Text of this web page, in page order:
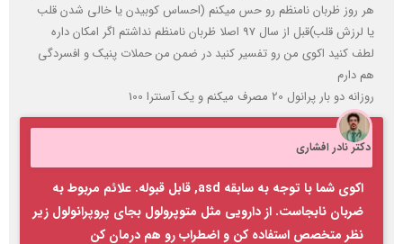
هر روز ظربان نامنظم رو حس میکنم (احساس کوبیدن یا خالی شدن قلب
یا لرزش قلب)قبل از سال 97 اصلا ظربان نامنظم نداشتم اگر امکان داره
لطف کنید اکوی من رو تفسیر کنید در ضمن من حملات پنیک و افسردگی
هم دارم
روزانه دو بار پرانول 20 مصرف میکنم و یک آسنترا 100
دکتر نادر افشاری
اکوی شما با توجه به سابقه asd, قابل قبوله. علائم مربوط به
ضربان نابجاست. از دارویی مثل متوپرولول بجای پروپرانولول زیر
نظر متخصص استفاده کن و اضطراب رو هم درمان کن